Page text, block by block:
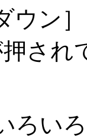
ウン
さ
ろい